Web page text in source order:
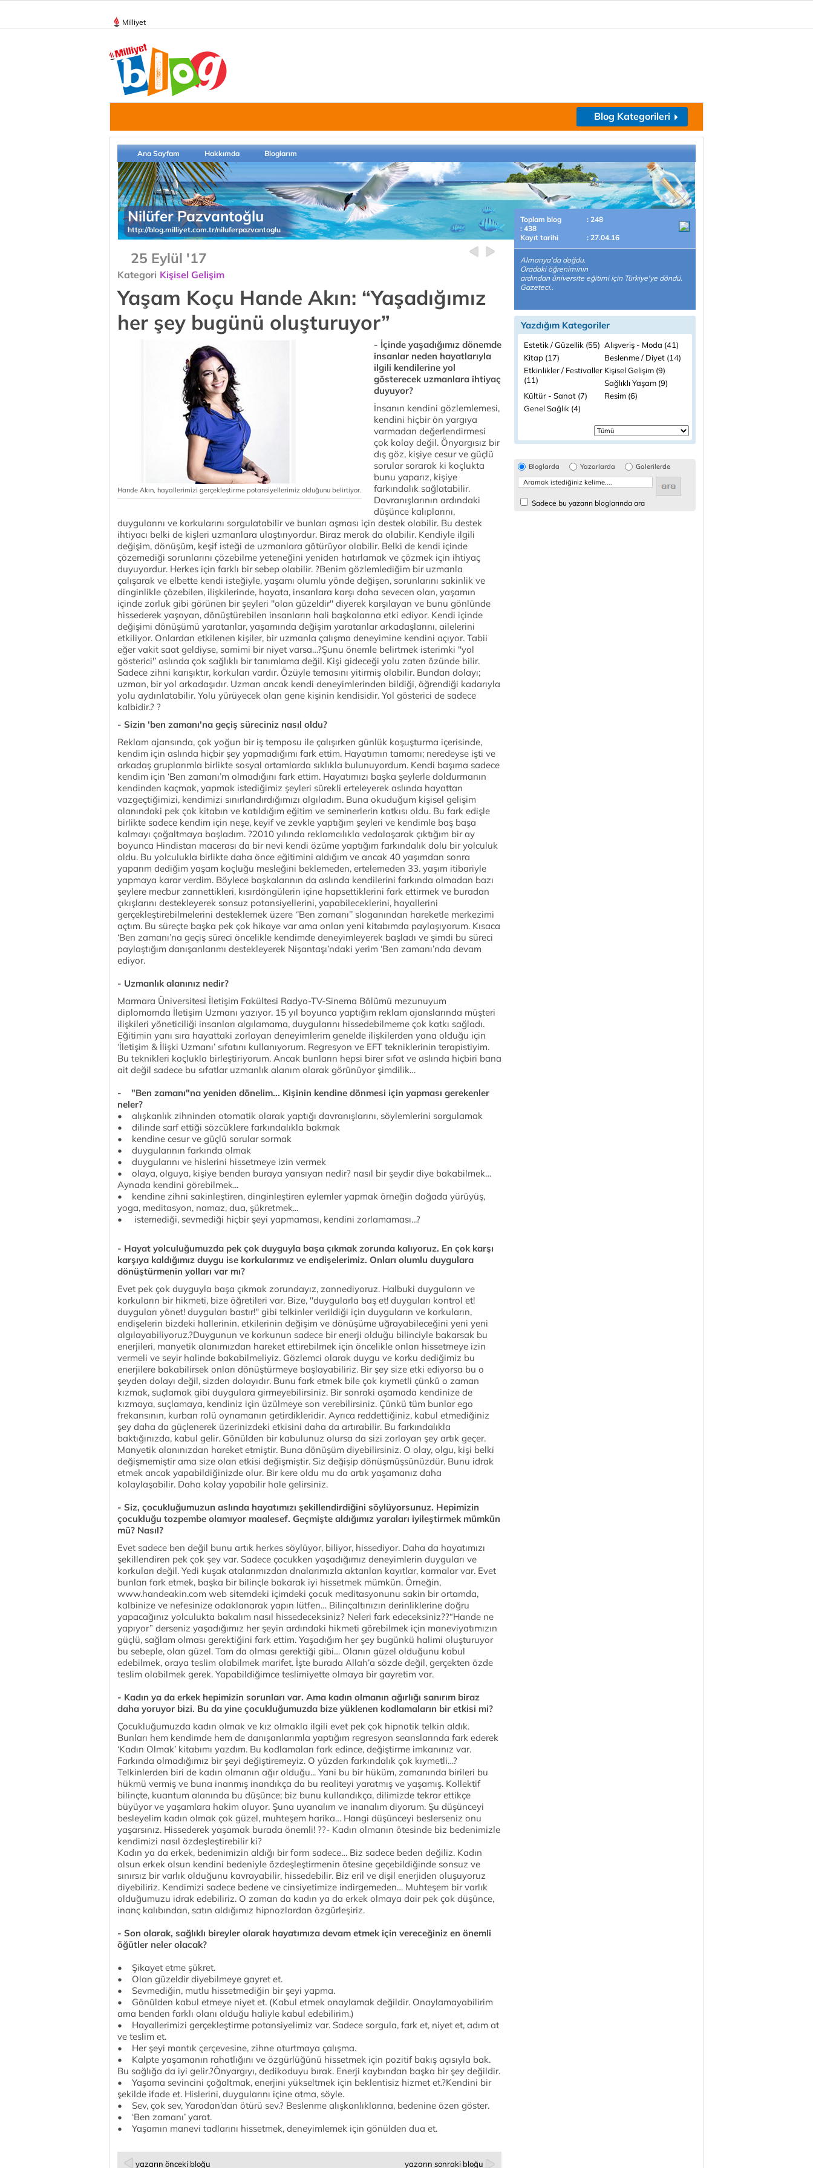
Milliyet
Blog Kategorileri
Ana Sayfam Hakkımda Bloglarım
Nilüfer Pazvantoğlu
http://blog.milliyet.com.tr/niluferpazvantoglu
25 Eylül '17
Kategori Kişisel Gelişim
Yaşam Koçu Hande Akın: “Yaşadığımız
her şey bugünü oluşturuyor”
Hande Akın, hayallerimizi gerçekleştirme potansiyellerimiz olduğunu belirtiyor.
- İçinde yaşadığımız dönemde
insanlar neden hayatlarıyla
ilgili kendilerine yol
gösterecek uzmanlara ihtiyaç
duyuyor?
İnsanın kendini gözlemlemesi,
kendini hiçbir ön yargıya
varmadan değerlendirmesi
çok kolay değil. Önyargısız bir
dış göz, kişiye cesur ve güçlü
sorular sorarak ki koçlukta
bunu yaparız, kişiye
farkındalık sağlatabilir.
Davranışlarının ardındaki
düşünce kalıplarını,
duygularını ve korkularını sorgulatabilir ve bunları aşması için destek olabilir. Bu destek
ihtiyacı belki de kişleri uzmanlara ulaştırıyordur. Biraz merak da olabilir. Kendiyle ilgili
değişim, dönüşüm, keşif isteği de uzmanlara götürüyor olabilir. Belki de kendi içinde
çözemediği sorunlarını çözebilme yeteneğini yeniden hatırlamak ve çözmek için ihtiyaç
duyuyordur. Herkes için farklı bir sebep olabilir. ?Benim gözlemlediğim bir uzmanla
çalışarak ve elbette kendi isteğiyle, yaşamı olumlu yönde değişen, sorunlarını sakinlik ve
dinginlikle çözebilen, ilişkilerinde, hayata, insanlara karşı daha sevecen olan, yaşamın
içinde zorluk gibi görünen bir şeyleri ''olan güzeldir'' diyerek karşılayan ve bunu gönlünde
hissederek yaşayan, dönüştürebilen insanların hali başkalarına etki ediyor. Kendi içinde
değişimi dönüşümü yaratanlar, yaşamında değişim yaratanlar arkadaşlarını, ailelerini
etkiliyor. Onlardan etkilenen kişiler, bir uzmanla çalışma deneyimine kendini açıyor. Tabii
eğer vakit saat geldiyse, samimi bir niyet varsa…?Şunu önemle belirtmek isterimki ''yol
gösterici'’ aslında çok sağlıklı bir tanımlama değil. Kişi gideceği yolu zaten özünde bilir.
Sadece zihni karışıktır, korkuları vardır. Özüyle temasını yitirmiş olabilir. Bundan dolayı;
uzman, bir yol arkadaşıdır. Uzman ancak kendi deneyimlerinden bildiği, öğrendiği kadarıyla
yolu aydınlatabilir. Yolu yürüyecek olan gene kişinin kendisidir. Yol gösterici de sadece
kalbidir.? ?
- Sizin 'ben zamanı'na geçiş süreciniz nasıl oldu?
Reklam ajansında, çok yoğun bir iş temposu ile çalışırken günlük koşuşturma içerisinde,
kendim için aslında hiçbir şey yapmadığımı fark ettim. Hayatımın tamamı; neredeyse işti ve
arkadaş gruplarımla birlikte sosyal ortamlarda sıklıkla bulunuyordum. Kendi başıma sadece
kendim için ‘Ben zamanı’m olmadığını fark ettim. Hayatımızı başka şeylerle doldurmanın
kendinden kaçmak, yapmak istediğimiz şeyleri sürekli erteleyerek aslında hayattan
vazgeçtiğimizi, kendimizi sınırlandırdığımızı algıladım. Buna okuduğum kişisel gelişim
alanındaki pek çok kitabın ve katıldığım eğitim ve seminerlerin katkısı oldu. Bu fark edişle
birlikte sadece kendim için neşe, keyif ve zevkle yaptığım şeyleri ve kendimle baş başa
kalmayı çoğaltmaya başladım. ?2010 yılında reklamcılıkla vedalaşarak çıktığım bir ay
boyunca Hindistan macerası da bir nevi kendi özüme yaptığım farkındalık dolu bir yolculuk
oldu. Bu yolculukla birlikte daha önce eğitimini aldığım ve ancak 40 yaşımdan sonra
yaparım dediğim yaşam koçluğu mesleğini beklemeden, ertelemeden 33. yaşım itibariyle
yapmaya karar verdim. Böylece başkalarının da aslında kendilerini farkında olmadan bazı
şeylere mecbur zannettikleri, kısırdöngülerin içine hapsettiklerini fark ettirmek ve buradan
çıkışlarını destekleyerek sonsuz potansiyellerini, yapabileceklerini, hayallerini
gerçekleştirebilmelerini desteklemek üzere ‘’Ben zamanı’’ sloganından hareketle merkezimi
açtım. Bu süreçte başka pek çok hikaye var ama onları yeni kitabımda paylaşıyorum. Kısaca
‘Ben zamanı’na geçiş süreci öncelikle kendimde deneyimleyerek başladı ve şimdi bu süreci
paylaştığım danışanlarımı destekleyerek Nişantaşı’ndaki yerim ‘Ben zamanı’nda devam
ediyor.
- Uzmanlık alanınız nedir?
Marmara Üniversitesi İletişim Fakültesi Radyo-TV-Sinema Bölümü mezunuyum
diplomamda İletişim Uzmanı yazıyor. 15 yıl boyunca yaptığım reklam ajanslarında müşteri
ilişkileri yöneticiliği insanları algılamama, duygularını hissedebilmeme çok katkı sağladı.
Eğitimin yanı sıra hayattaki zorlayan deneyimlerim genelde ilişkilerden yana olduğu için
‘İletişim & İlişki Uzmanı’ sıfatını kullanıyorum. Regresyon ve EFT tekniklerinin terapistiyim.
Bu teknikleri koçlukla birleştiriyorum. Ancak bunların hepsi birer sıfat ve aslında hiçbiri bana
ait değil sadece bu sıfatlar uzmanlık alanım olarak görünüyor şimdilik…
- "Ben zamanı"na yeniden dönelim... Kişinin kendine dönmesi için yapması gerekenler
neler?
• alışkanlık zihninden otomatik olarak yaptığı davranışlarını, söylemlerini sorgulamak
• dilinde sarf ettiği sözcüklere farkındalıkla bakmak
• kendine cesur ve güçlü sorular sormak
• duygularının farkında olmak
• duygularını ve hislerini hissetmeye izin vermek
• olaya, olguya, kişiye benden buraya yansıyan nedir? nasıl bir şeydir diye bakabilmek…
Aynada kendini görebilmek...
• kendine zihni sakinleştiren, dinginleştiren eylemler yapmak örneğin doğada yürüyüş,
yoga, meditasyon, namaz, dua, şükretmek...
• istemediği, sevmediği hiçbir şeyi yapmaması, kendini zorlamaması...?
- Hayat yolculuğumuzda pek çok duyguyla başa çıkmak zorunda kalıyoruz. En çok karşı
karşıya kaldığımız duygu ise korkularımız ve endişelerimiz. Onları olumlu duygulara
dönüştürmenin yolları var mı?
Evet pek çok duyguyla başa çıkmak zorundayız, zannediyoruz. Halbuki duyguların ve
korkuların bir hikmeti, bize öğretileri var. Bize, ''duygularla baş et! duyguları kontrol et!
duyguları yönet! duyguları bastır!'' gibi telkinler verildiği için duyguların ve korkuların,
endişelerin bizdeki hallerinin, etkilerinin değişim ve dönüşüme uğrayabileceğini yeni yeni
algılayabiliyoruz.?Duygunun ve korkunun sadece bir enerji olduğu bilinciyle bakarsak bu
enerjileri, manyetik alanımızdan hareket ettirebilmek için öncelikle onları hissetmeye izin
vermeli ve seyir halinde bakabilmeliyiz. Gözlemci olarak duygu ve korku dediğimiz bu
enerjilere bakabilirsek onları dönüştürmeye başlayabiliriz. Bir şey size etki ediyorsa bu o
şeyden dolayı değil, sizden dolayıdır. Bunu fark etmek bile çok kıymetli çünkü o zaman
kızmak, suçlamak gibi duygulara girmeyebilirsiniz. Bir sonraki aşamada kendinize de
kızmaya, suçlamaya, kendiniz için üzülmeye son verebilirsiniz. Çünkü tüm bunlar ego
frekansının, kurban rolü oynamanın getirdikleridir. Ayrıca reddettiğiniz, kabul etmediğiniz
şey daha da güçlenerek üzerinizdeki etkisini daha da artırabilir. Bu farkındalıkla
baktığınızda, kabul gelir. Gönülden bir kabulunuz olursa da sizi zorlayan şey artık geçer.
Manyetik alanınızdan hareket etmiştir. Buna dönüşüm diyebilirsiniz. O olay, olgu, kişi belki
değişmemiştir ama size olan etkisi değişmiştir. Siz değişip dönüşmüşsünüzdür. Bunu idrak
etmek ancak yapabildiğinizde olur. Bir kere oldu mu da artık yaşamanız daha
kolaylaşabilir. Daha kolay yapabilir hale gelirsiniz.
- Siz, çocukluğumuzun aslında hayatımızı şekillendirdiğini söylüyorsunuz. Hepimizin
çocukluğu tozpembe olamıyor maalesef. Geçmişte aldığımız yaraları iyileştirmek mümkün
mü? Nasıl?
Evet sadece ben değil bunu artık herkes söylüyor, biliyor, hissediyor. Daha da hayatımızı
şekillendiren pek çok şey var. Sadece çocukken yaşadığımız deneyimlerin duyguları ve
korkuları değil. Yedi kuşak atalarımızdan dnalarımızla aktarılan kayıtlar, karmalar var. Evet
bunları fark etmek, başka bir bilinçle bakarak iyi hissetmek mümkün. Örneğin,
www.handeakin.com web sitemdeki içimdeki çocuk meditasyonunu sakin bir ortamda,
kalbinize ve nefesinize odaklanarak yapın lütfen… Bilinçaltınızın derinliklerine doğru
yapacağınız yolculukta bakalım nasıl hissedeceksiniz? Neleri fark edeceksiniz??“Hande ne
yapıyor” derseniz yaşadığımız her şeyin ardındaki hikmeti görebilmek için maneviyatımızın
güçlü, sağlam olması gerektiğini fark ettim. Yaşadığım her şey bugünkü halimi oluşturuyor
bu sebeple, olan güzel. Tam da olması gerektiği gibi… Olanın güzel olduğunu kabul
edebilmek, oraya teslim olabilmek marifet. İşte burada Allah’a sözde değil, gerçekten özde
teslim olabilmek gerek. Yapabildiğimce teslimiyette olmaya bir gayretim var.
- Kadın ya da erkek hepimizin sorunları var. Ama kadın olmanın ağırlığı sanırım biraz
daha yoruyor bizi. Bu da yine çocukluğumuzda bize yüklenen kodlamaların bir etkisi mi?
Çocukluğumuzda kadın olmak ve kız olmakla ilgili evet pek çok hipnotik telkin aldık.
Bunları hem kendimde hem de danışanlarımla yaptığım regresyon seanslarında fark ederek
‘Kadın Olmak’ kitabımı yazdım. Bu kodlamaları fark edince, değiştirme imkanınız var.
Farkında olmadığımız bir şeyi değiştiremeyiz. O yüzden farkındalık çok kıymetli…?
Telkinlerden biri de kadın olmanın ağır olduğu... Yani bu bir hüküm, zamanında birileri bu
hükmü vermiş ve buna inanmış inandıkça da bu realiteyi yaratmış ve yaşamış. Kollektif
bilinçte, kuantum alanında bu düşünce; biz bunu kullandıkça, dilimizde tekrar ettikçe
büyüyor ve yaşamlara hakim oluyor. Şuna uyanalım ve inanalım diyorum. Şu düşünceyi
besleyelim kadın olmak çok güzel, muhteşem harika… Hangi düşünceyi beslerseniz onu
yaşarsınız. Hissederek yaşamak burada önemli! ??- Kadın olmanın ötesinde biz bedenimizle
kendimizi nasıl özdeşleştirebilir ki?
Kadın ya da erkek, bedenimizin aldığı bir form sadece… Biz sadece beden değiliz. Kadın
olsun erkek olsun kendini bedeniyle özdeşleştirmenin ötesine geçebildiğinde sonsuz ve
sınırsız bir varlık olduğunu kavrayabilir, hissedebilir. Biz eril ve dişil enerjiden oluşuyoruz
diyebiliriz. Kendimizi sadece bedene ve cinsiyetimize indirgemeden… Muhteşem bir varlık
olduğumuzu idrak edebiliriz. O zaman da kadın ya da erkek olmaya dair pek çok düşünce,
inanç kalıbından, satın aldığımız hipnozlardan özgürleşiriz.
- Son olarak, sağlıklı bireyler olarak hayatımıza devam etmek için vereceğiniz en önemli
öğütler neler olacak?
• Şikayet etme şükret.
• Olan güzeldir diyebilmeye gayret et.
• Sevmediğin, mutlu hissetmediğin bir şeyi yapma.
• Gönülden kabul etmeye niyet et. (Kabul etmek onaylamak değildir. Onaylamayabilirim
ama benden farklı olanı olduğu haliyle kabul edebilirim.)
• Hayallerimizi gerçekleştirme potansiyelimiz var. Sadece sorgula, fark et, niyet et, adım at
ve teslim et.
• Her şeyi mantık çerçevesine, zihne oturtmaya çalışma.
• Kalpte yaşamanın rahatlığını ve özgürlüğünü hissetmek için pozitif bakış açısıyla bak.
Bu sağlığa da iyi gelir.?Önyargıyı, dedikoduyu bırak. Enerji kaybından başka bir şey değildir.
• Yaşama sevincini çoğaltmak, enerjini yükseltmek için beklentisiz hizmet et.?Kendini bir
şekilde ifade et. Hislerini, duygularını içine atma, söyle.
• Sev, çok sev, Yaradan’dan ötürü sev.? Beslenme alışkanlıklarına, bedenine özen göster.
• ‘Ben zamanı’ yarat.
• Yaşamın manevi tadlarını hissetmek, deneyimlemek için gönülden dua et.
yazarın önceki bloğu yazarın sonraki bloğu
Toplam blog
: 248
: 438
Kayıt tarihi
: 27.04.16
Almanya'da doğdu.
Oradaki öğreniminin
ardından üniversite eğitimi için Türkiye'ye döndü.
Gazeteci..
Yazdığım Kategoriler
Estetik / Güzellik (55) Alışveriş - Moda (41)
Kitap (17)
Beslenme / Diyet (14)
Etkinlikler / Festivaller
(11)
Kişisel Gelişim (9)
Sağlıklı Yaşam (9)
Kültür - Sanat (7)
Resim (6)
Genel Sağlık (4)
Bloglarda Yazarlarda Galerilerde
Sadece bu yazarın bloglarında ara